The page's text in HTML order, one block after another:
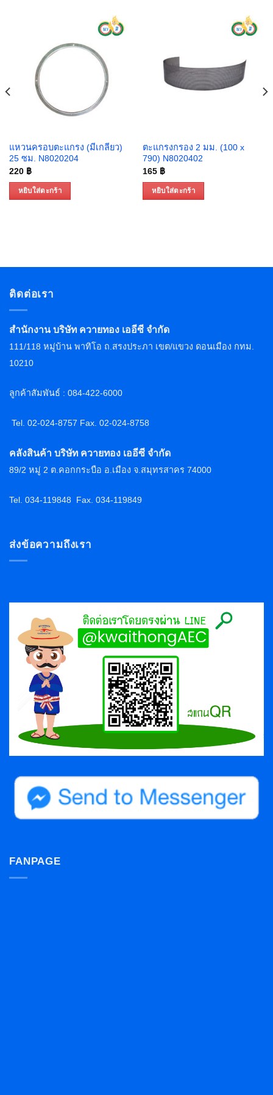
แหวนครอบตะแกรง (มีเกลียว)
25 ซม. N8020204
220 ฿
หยิบใส่ตะกร้า
ตะแกรงกรอง 2 มม. (100 x
790) N8020402
165 ฿
หยิบใส่ตะกร้า
ติดต่อเรา
สำนักงาน บริษัท ควายทอง เออีซี จำกัด
111/118 หมู่บ้าน พาทิโอ ถ.สรงประภา เขต/แขวง ดอนเมือง กทม.
10210
ลูกค้าสัมพันธ์ : 084-422-6000
Tel. 02-024-8757 Fax. 02-024-8758
คลังสินค้า บริษัท ควายทอง เออีซี จำกัด
89/2 หมู่ 2 ต.คอกกระบือ อ.เมือง จ.สมุทรสาคร 74000
Tel. 034-119848 Fax. 034-119849
ส่งข้อความถึงเรา
FANPAGE